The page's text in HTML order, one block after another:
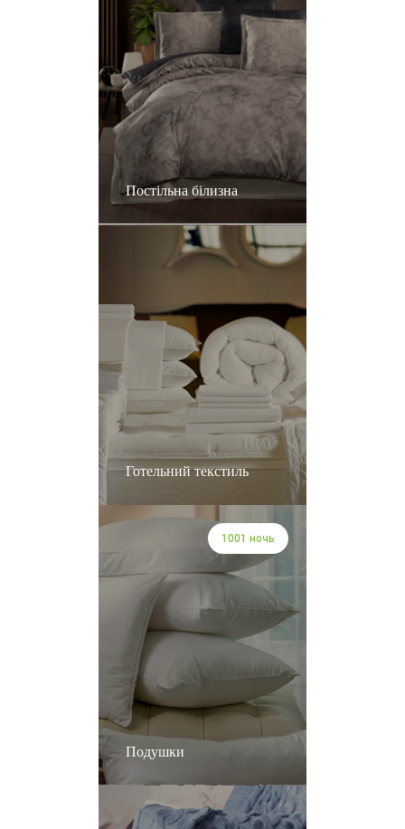
Постільна білизна
Готельний текстиль
Подушки
1001 ночь